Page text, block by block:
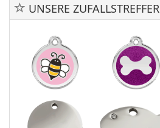
UNSERE ZUFALLSTREFFER